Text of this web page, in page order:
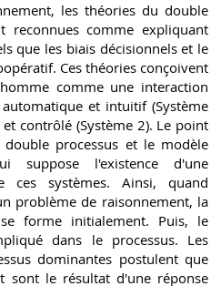
les théories du double
reconnues comme expliquant
que les biais décisionnels et le
Ces théories conçoivent
comme une interaction
et intuitif (Système
contrôlé (Système 2). Le point
processus et le modèle
suppose l'existence d'une
ces systèmes. Ainsi, quand
problème de raisonnement, la
forme initialement. Puis, le
dans le processus. Les
dominantes postulent que
sont le résultat d'une réponse